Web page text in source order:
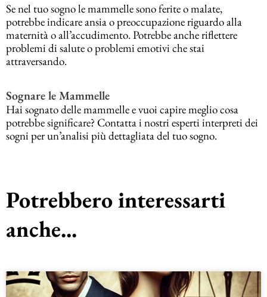
Se nel tuo sogno le mammelle sono ferite o malate,
potrebbe indicare ansia o preoccupazione riguardo alla
maternità o all’accudimento. Potrebbe anche riflettere
problemi di salute o problemi emotivi che stai
attraversando.
Sognare le Mammelle
Hai sognato delle mammelle e vuoi capire meglio cosa
potrebbe significare? Contatta i nostri esperti interpreti dei
sogni per un’analisi più dettagliata del tuo sogno.
Potrebbero interessarti
anche...